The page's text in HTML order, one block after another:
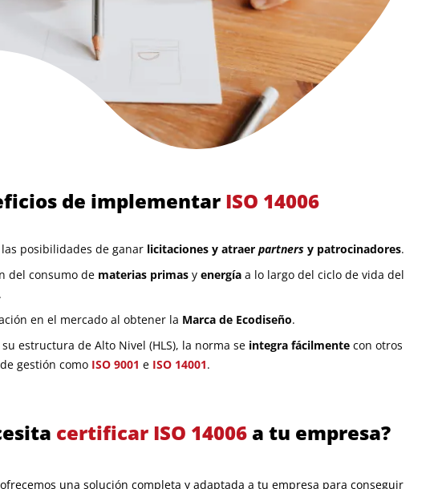
de implementar ISO 14006
posibilidades de ganar licitaciones y atraerpartners y patrocinadores.
del consumo de materias primas yenergía a lo largo del ciclo de vida del
en el mercado al obtener la Marca de Ecodiseño.
su estructura de Alto Nivel (HLS), la norma se integra fácilmente con otros
gestión como ISO 9001 e ISO 14001.
certificar ISO 14006 a tu empresa?
una solución completa y adaptada a tu empresa para conseguir